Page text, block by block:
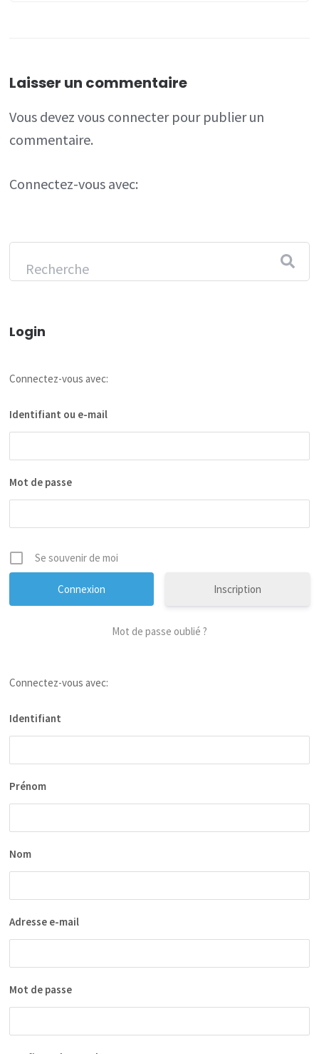
Laisser un commentaire
Vous devezvous connecterpour publier un
commentaire.
Connectez-vous avec:
Login
Connectez-vous avec:
Identifiant ou e-mail
Mot de passe
Se souvenir de moi
Inscription
Mot de passe oublié ?
Connectez-vous avec:
Identifiant
Prénom
Nom
Adresse e-mail
Mot de passe